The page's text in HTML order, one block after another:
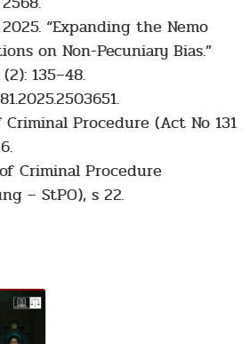
“Expanding the Nemo
on Non-Pecuniary Bias.”
135–48.
Procedure (Act No 131
Criminal Procedure
– StPO), s 22.